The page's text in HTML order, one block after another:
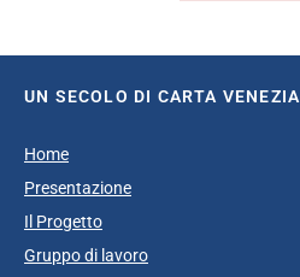
UN SECOLO DI CARTA VENEZIA
Home
Presentazione
Il Progetto
Gruppo di lavoro